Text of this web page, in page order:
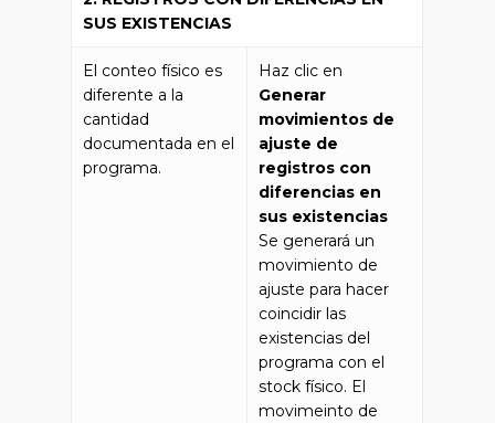
SUS EXISTENCIAS
El conteo físico es
diferente a la
cantidad
documentada en el
programa.
Haz clic en
Generar
movimientos de
ajuste de
registros con
diferencias en
sus existencias
Se generará un
movimiento de
ajuste para hacer
coincidir las
existencias del
programa con el
stock físico. El
movimeinto de